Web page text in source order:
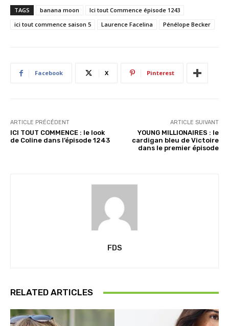
r
g
e
t
TAGS banana moon
Ici tout Commence épisode 1243
ici tout commence saison 5
Laurence Facelina Pénélope Becker
Facebook X Pinterest
ARTICLE PRÉCÉDENT
ICI TOUT COMMENCE : le look
de Coline dans l’épisode 1243
ARTICLE SUIVANT
YOUNG MILLIONAIRES : le
cardigan bleu de Victoire
dans le premier épisode
FDS
RELATED ARTICLES